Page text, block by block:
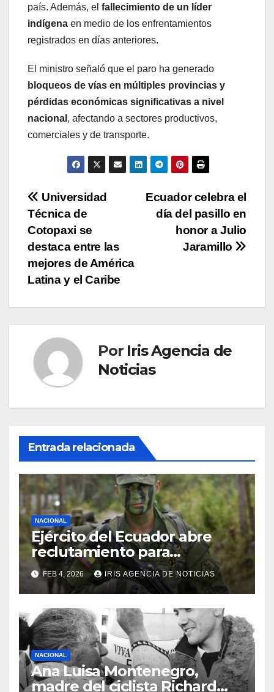
país. Además, el fallecimiento de un líder
indígena en medio de los enfrentamientos
registrados en días anteriores.
El ministro señaló que el paro ha generado
bloqueos de vías en múltiples provincias y
pérdidas económicas significativas a nivel
nacional , afectando a sectores productivos,
comerciales y de transporte.
Navegación
de
entradas
Ecuador celebra el
día del pasillo en
honor a Julio
Jaramillo
Universidad
Técnica de
Cotopaxi se
destaca entre las
mejores de América
Latina y el Caribe
Por Iris Agencia de
Noticias
Entrada relacionada
NACIONAL
Ejército del Ecuador abre
reclutamiento para
bachilleres a partir de este
viernes 6 de febrero
FEB 4, 2026 IRIS AGENCIA DE NOTICIAS
NACIONAL
Ana Luisa Montenegro,
madre del ciclista Richard